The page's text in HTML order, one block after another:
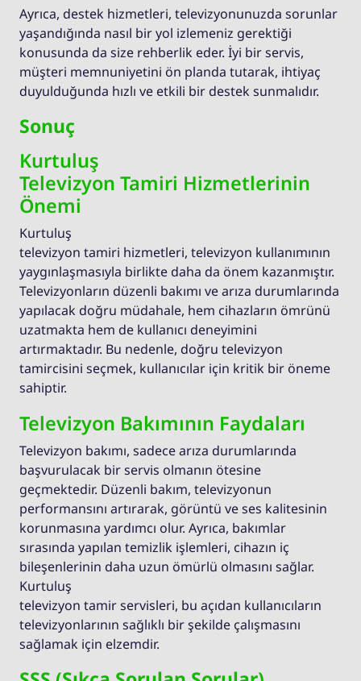
Ayrıca, destek hizmetleri, televizyonunuzda sorunlar
yaşandığında nasıl bir yol izlemeniz gerektiği
konusunda da size rehberlik eder. İyi bir servis,
müşteri memnuniyetini ön planda tutarak, ihtiyaç
duyulduğunda hızlı ve etkili bir destek sunmalıdır.
Sonuç
Kurtuluş
Televizyon Tamiri Hizmetlerinin
Önemi
Kurtuluş
televizyon tamiri hizmetleri, televizyon kullanımının
yaygınlaşmasıyla birlikte daha da önem kazanmıştır.
Televizyonların düzenli bakımı ve arıza durumlarında
yapılacak doğru müdahale, hem cihazların ömrünü
uzatmakta hem de kullanıcı deneyimini
artırmaktadır. Bu nedenle, doğru televizyon
tamircisini seçmek, kullanıcılar için kritik bir öneme
sahiptir.
Televizyon Bakımının Faydaları
Televizyon bakımı, sadece arıza durumlarında
başvurulacak bir servis olmanın ötesine
geçmektedir. Düzenli bakım, televizyonun
performansını artırarak, görüntü ve ses kalitesinin
korunmasına yardımcı olur. Ayrıca, bakımlar
sırasında yapılan temizlik işlemleri, cihazın iç
bileşenlerinin daha uzun ömürlü olmasını sağlar.
Kurtuluş
televizyon tamir servisleri, bu açıdan kullanıcıların
televizyonlarının sağlıklı bir şekilde çalışmasını
sağlamak için elzemdir.